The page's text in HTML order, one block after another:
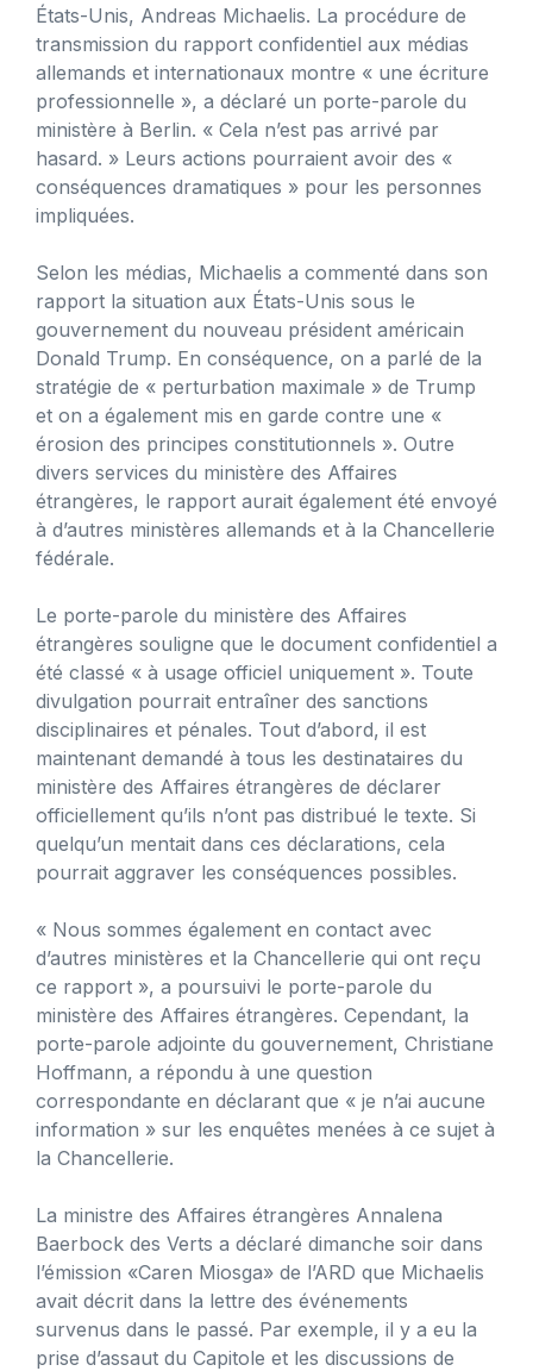
États-Unis, Andreas Michaelis. La procédure de
transmission du rapport confidentiel aux médias
allemands et internationaux montre « une écriture
professionnelle », a déclaré un porte-parole du
ministère à Berlin. « Cela n’est pas arrivé par
hasard. » Leurs actions pourraient avoir des «
conséquences dramatiques » pour les personnes
impliquées.
Selon les médias, Michaelis a commenté dans son
rapport la situation aux États-Unis sous le
gouvernement du nouveau président américain
Donald Trump. En conséquence, on a parlé de la
stratégie de « perturbation maximale » de Trump
et on a également mis en garde contre une «
érosion des principes constitutionnels ». Outre
divers services du ministère des Affaires
étrangères, le rapport aurait également été envoyé
à d’autres ministères allemands et à la Chancellerie
fédérale.
Le porte-parole du ministère des Affaires
étrangères souligne que le document confidentiel a
été classé « à usage officiel uniquement ». Toute
divulgation pourrait entraîner des sanctions
disciplinaires et pénales. Tout d’abord, il est
maintenant demandé à tous les destinataires du
ministère des Affaires étrangères de déclarer
officiellement qu’ils n’ont pas distribué le texte. Si
quelqu’un mentait dans ces déclarations, cela
pourrait aggraver les conséquences possibles.
« Nous sommes également en contact avec
d’autres ministères et la Chancellerie qui ont reçu
ce rapport », a poursuivi le porte-parole du
ministère des Affaires étrangères. Cependant, la
porte-parole adjointe du gouvernement, Christiane
Hoffmann, a répondu à une question
correspondante en déclarant que « je n’ai aucune
information » sur les enquêtes menées à ce sujet à
la Chancellerie.
La ministre des Affaires étrangères Annalena
Baerbock des Verts a déclaré dimanche soir dans
l’émission «Caren Miosga» de l’ARD que Michaelis
avait décrit dans la lettre des événements
survenus dans le passé. Par exemple, il y a eu la
prise d’assaut du Capitole et les discussions de